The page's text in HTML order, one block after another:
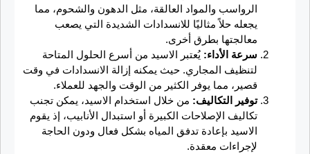
الرواسب والمواد العالقة، مثل الدهون والشحوم، مما
يجعله حلاً مثاليًا للانسدادات الشديدة التي يصعب
معالجتها بطرق أخرى.
سرعة الأداء: يُعتبر الاسيد من أسرع الحلول المتاحة
لتنظيف المجاري. حيث يمكنه إزالة الانسدادات في وقت
قصير، مما يوفر الكثير من الوقت والجهد للعملاء.
توفير التكاليف: من خلال استخدام الاسيد، يمكن تجنب
تكاليف الإصلاحات الكبيرة أو استبدال الأنابيب، إذ يقوم
الاسيد بإعادة تدفق المياه بشكل فعال ودون الحاجة
لإجراءات معقدة.